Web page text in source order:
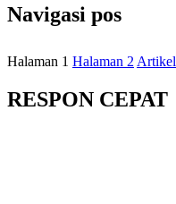
Navigasi pos
Halaman 1 Halaman 2 Artikel
RESPON CEPAT